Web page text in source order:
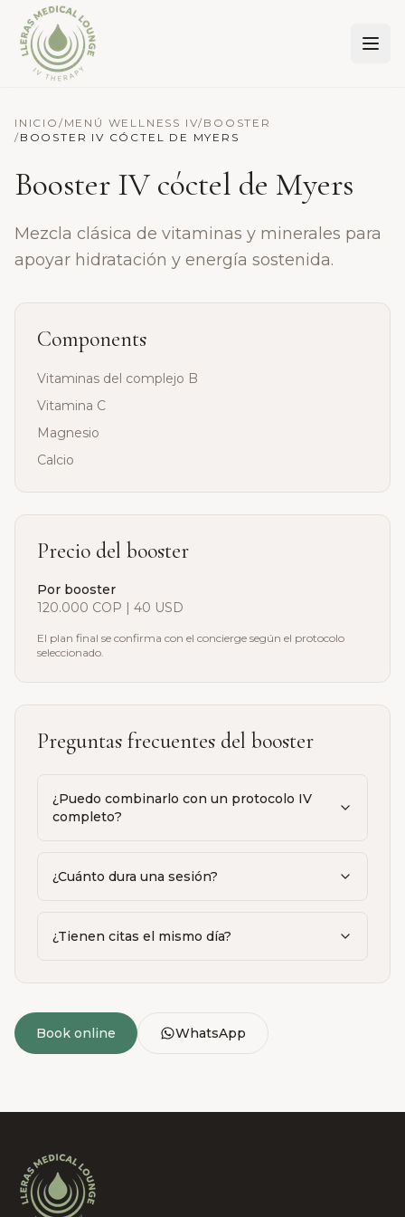
Lleras Medical Lounge
INICIO /MENÚ WELLNESS IV/BOOSTER
/BOOSTER IV CÓCTEL DE MYERS
Booster IV cóctel de Myers
Mezcla clásica de vitaminas y minerales para
apoyar hidratación y energía sostenida.
Components
Vitaminas del complejo B
Vitamina C
Magnesio
Calcio
Precio del booster
Por booster
120.000 COP | 40 USD
El plan final se confirma con el concierge según el protocolo
seleccionado.
Preguntas frecuentes del booster
¿Puedo combinarlo con un protocolo IV
completo?
¿Cuánto dura una sesión?
¿Tienen citas el mismo día?
Book online WhatsApp
Lleras Medical Lounge